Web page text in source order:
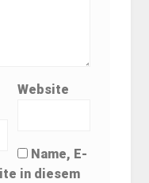
Website
Name, E-
in diesem